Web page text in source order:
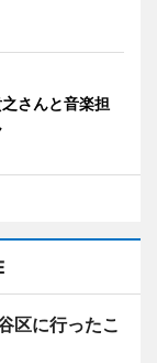
さんと音楽担
区に行ったこ